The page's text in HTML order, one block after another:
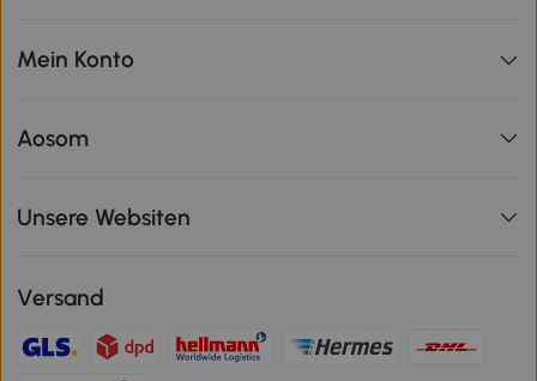
Mein Konto
Aosom
Unsere Websiten
Versand